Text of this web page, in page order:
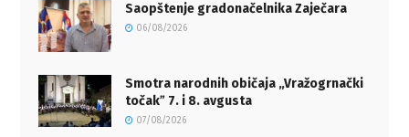
Saopštenje gradonačelnika Zaječara
06/08/2026
Smotra narodnih običaja „Vražogrnački
točakˮ 7. i 8. avgusta
07/08/2026